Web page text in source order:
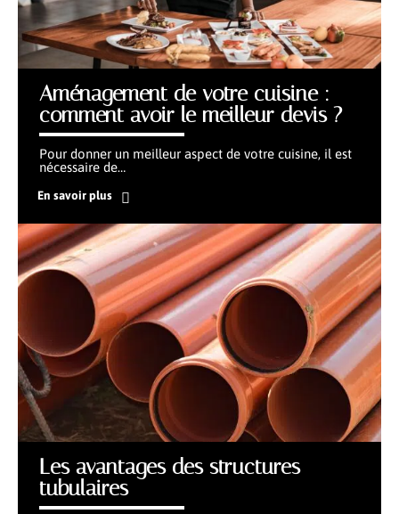
Aménagement de votre cuisine :
comment avoir le meilleur devis ?
Pour donner un meilleur aspect de votre cuisine, il est
nécessaire de…
En savoir plus
Les avantages des structures
tubulaires